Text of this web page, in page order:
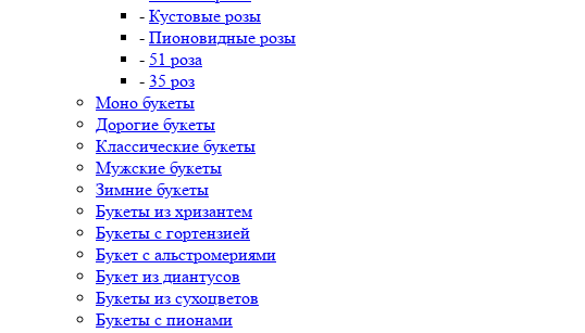
- Кустовые розы
- Пионовидные розы
- 51 роза
- 35 роз
Моно букеты
Дорогие букеты
Классические букеты
Мужские букеты
Зимние букеты
Букеты из хризантем
Букеты с гортензией
Букет с альстромериями
Букет из диантусов
Букеты из сухоцветов
Букеты с пионами